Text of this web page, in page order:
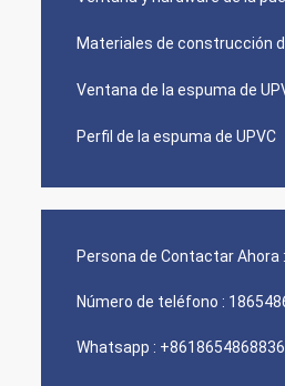
Materiales de construcción
Ventana de la espuma de
Perfil de la espuma de UPVC
Persona de Contactar Ahora :
Número de teléfono :
Whatsapp : +8618654868836